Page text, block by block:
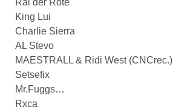
Rai der Rote
King Lui
Charlie Sierra
AL Stevo
MAESTRALL & Ridi West (CNCrec.)
Setsefix
Mr.Fuggs…
Rxca